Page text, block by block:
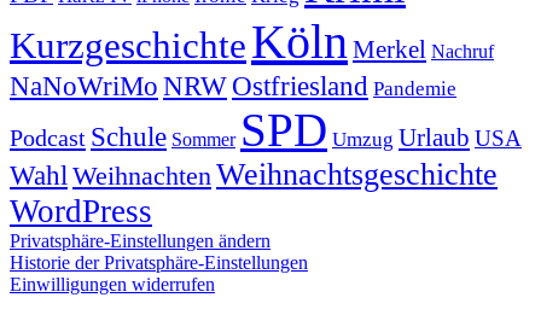
KurzgeschichteKöln Merkel Nachruf
NaNoWriMo NRWOstfriesland Pandemie
Podcast Schule Sommer SPD Umzug Urlaub USA
Wahl Weihnachten Weihnachtsgeschichte
WordPress
Privatsphäre-Einstellungen ändern
Historie der Privatsphäre-Einstellungen
Einwilligungen widerrufen